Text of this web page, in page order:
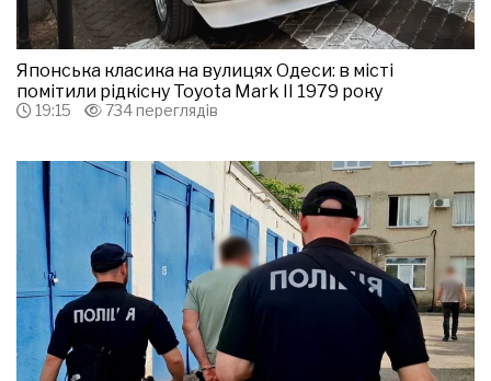
Японська класика на вулицях Одеси: в місті
помітили рідкісну Toyota Mark II 1979 року
19:15 734 переглядів